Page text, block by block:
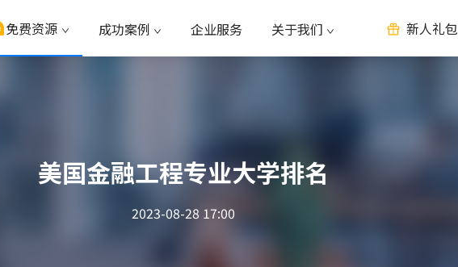
免费资源 成功案例 企业服务 关于我们 新人礼包
美国金融工程专业大学排名
2023-08-28 17:00